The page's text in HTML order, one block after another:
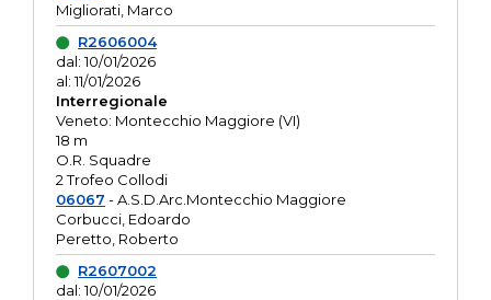
Migliorati, Marco
R2606004
dal: 10/01/2026
al: 11/01/2026
Interregionale
Veneto: Montecchio Maggiore (VI)
18 m
O.R. Squadre
2 Trofeo Collodi
06067 - A.S.D.Arc.Montecchio Maggiore
Corbucci, Edoardo
Peretto, Roberto
R2607002
dal: 10/01/2026